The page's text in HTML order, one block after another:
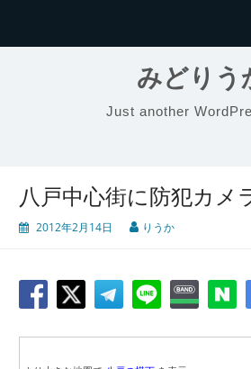
みどりう
Just another
八戸中心街に防犯カメ
2012年2月14日 りうか